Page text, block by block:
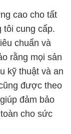
cao cho tất
tôi cung cấp.
chuẩn và
rằng mọi sản
kỹ thuật và an
được theo
đảm bảo
cho sức